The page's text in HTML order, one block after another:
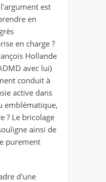
est
en
en charge ?
Hollande
avec lui)
conduit à
active dans
emblématique,
? Le bricolage
ainsi de
purement
d'une